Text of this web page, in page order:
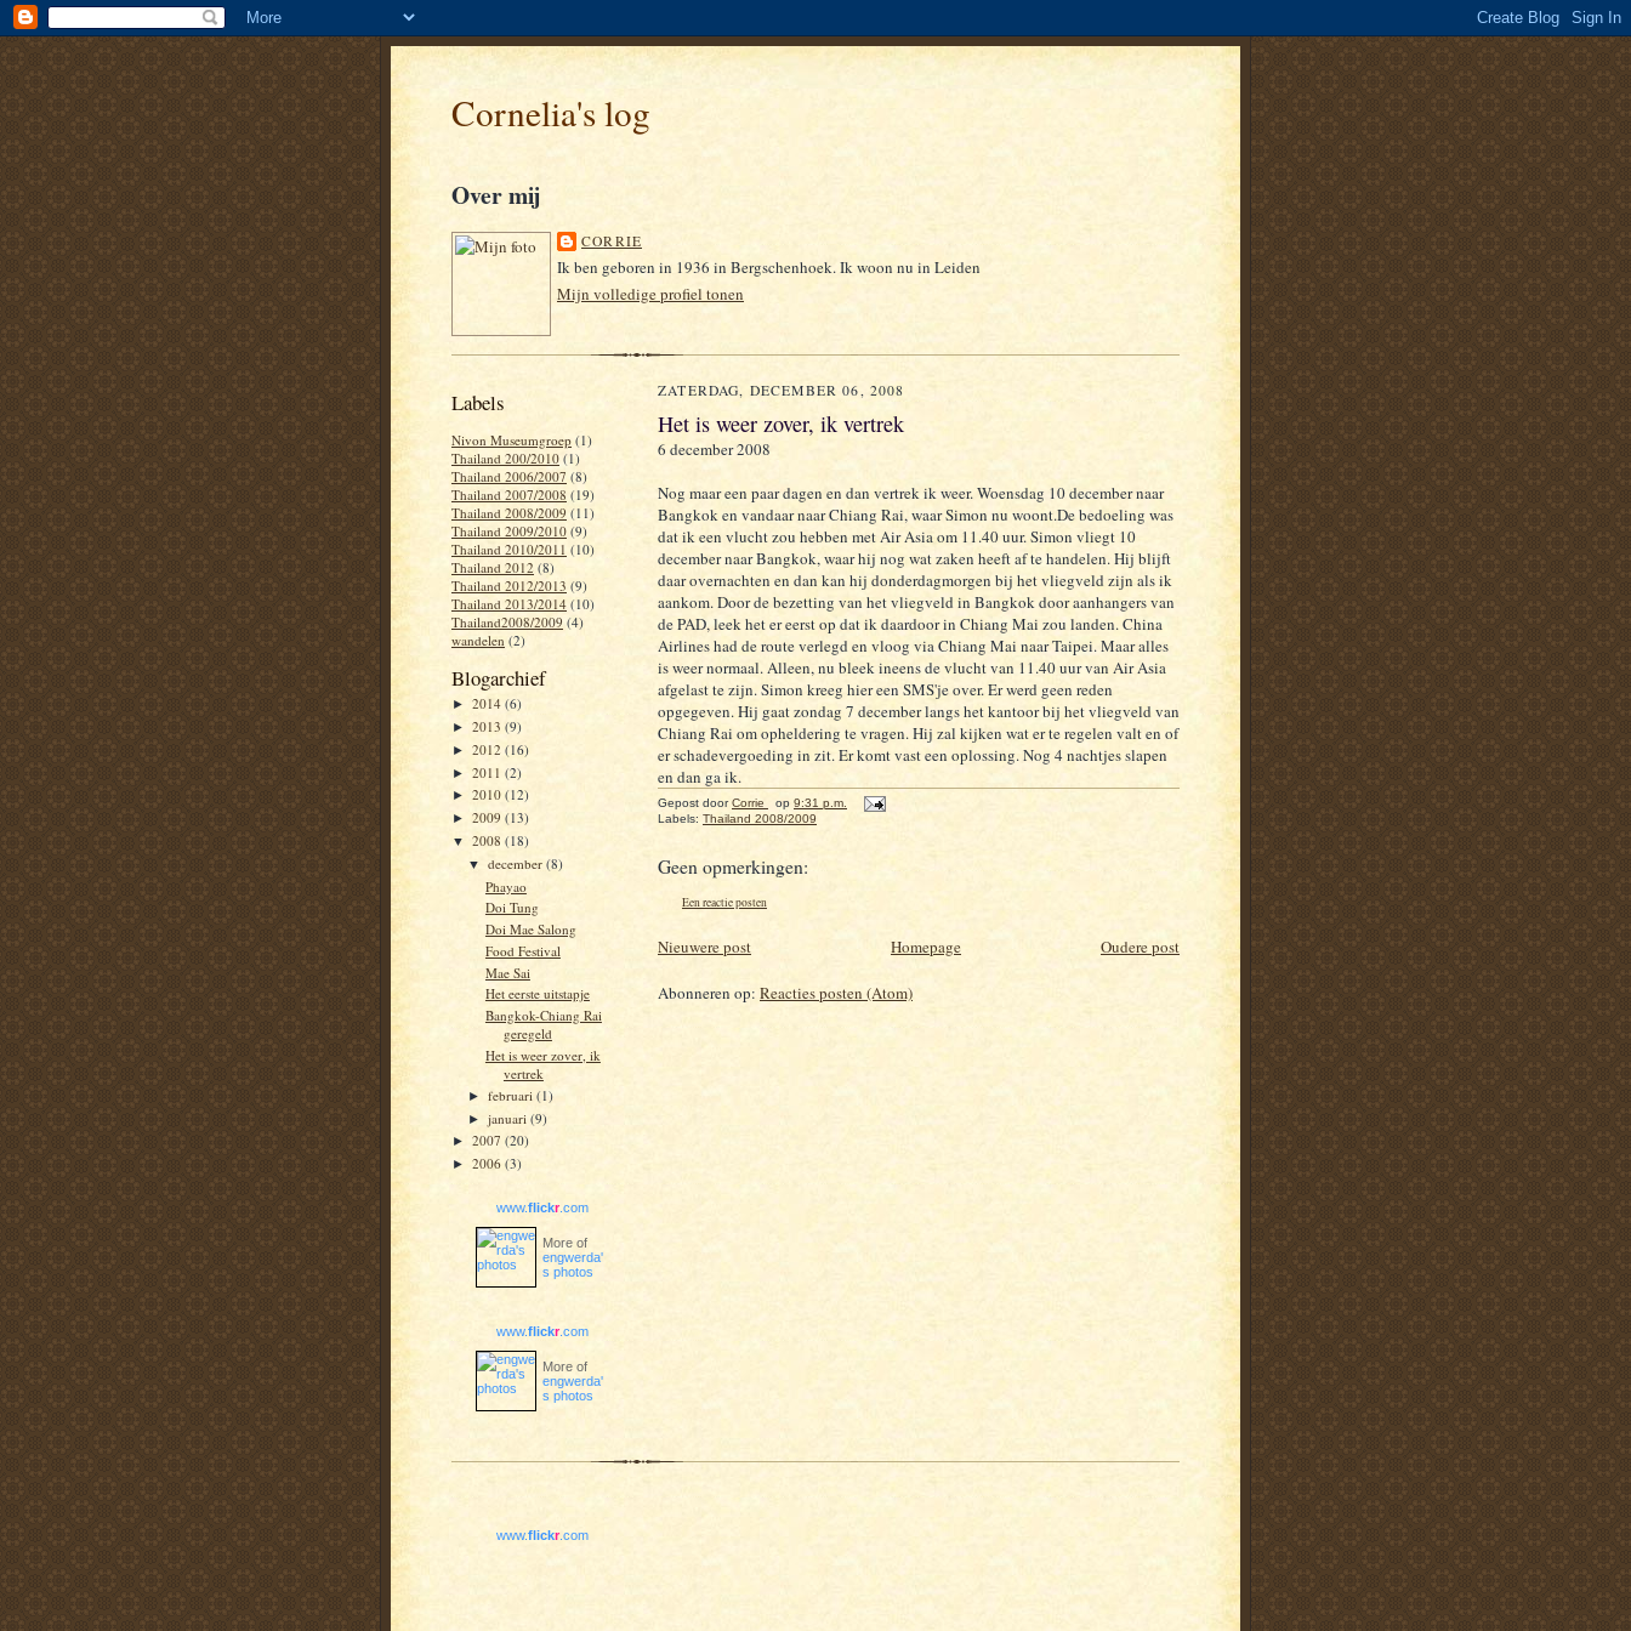
Cornelia's log
Over mij
CORRIE
Ik ben geboren in 1936 in Bergschenhoek. Ik woon nu in Leiden
Mijn volledige profiel tonen
Labels
Nivon Museumgroep (1)
Thailand 200/2010 (1)
Thailand 2006/2007 (8)
Thailand 2007/2008 (19)
Thailand 2008/2009 (11)
Thailand 2009/2010 (9)
Thailand 2010/2011 (10)
Thailand 2012 (8)
Thailand 2012/2013 (9)
Thailand 2013/2014 (10)
Thailand2008/2009 (4)
wandelen (2)
Blogarchief
► 2014 (6)
► 2013 (9)
► 2012 (16)
► 2011 (2)
► 2010 (12)
► 2009 (13)
▼ 2008 (18)
▼december(8)
Phayao
Doi Tung
Doi Mae Salong
Food Festival
Mae Sai
Het eerste uitstapje
Bangkok-Chiang Rai
geregeld
Het is weer zover, ik
vertrek
►februari(1)
►januari(9)
► 2007 (20)
► 2006 (3)
www.flickr.com
More of
engwerda'
s photos
www.flickr.com
More of
engwerda'
s photos
ZATERDAG, DECEMBER 06, 2008
Het is weer zover, ik vertrek
6 december 2008
Nog maar een paar dagen en dan vertrek ik weer. Woensdag 10 december naar
Bangkok en vandaar naar Chiang Rai, waar Simon nu woont.De bedoeling was
dat ik een vlucht zou hebben met Air Asia om 11.40 uur. Simon vliegt 10
december naar Bangkok, waar hij nog wat zaken heeft af te handelen. Hij blijft
daar overnachten en dan kan hij donderdagmorgen bij het vliegveld zijn als ik
aankom. Door de bezetting van het vliegveld in Bangkok door aanhangers van
de PAD, leek het er eerst op dat ik daardoor in Chiang Mai zou landen. China
Airlines had de route verlegd en vloog via Chiang Mai naar Taipei. Maar alles
is weer normaal. Alleen, nu bleek ineens de vlucht van 11.40 uur van Air Asia
afgelast te zijn. Simon kreeg hier een SMS'je over. Er werd geen reden
opgegeven. Hij gaat zondag 7 december langs het kantoor bij het vliegveld van
Chiang Rai om opheldering te vragen. Hij zal kijken wat er te regelen valt en of
er schadevergoeding in zit. Er komt vast een oplossing. Nog 4 nachtjes slapen
en dan ga ik.
Gepost doorCorrie op 9:31 p.m.
Labels: Thailand 2008/2009
Geen opmerkingen:
Een reactie posten
Nieuwere post Oudere post
Homepage
Abonneren op: Reacties posten (Atom)
www.flickr.com